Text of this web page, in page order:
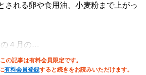
される卵や食用油、小麦粉まで上がっ
４月の…
この記事は有料会員限定です。
有料会員登録すると続きをお読みいただけます。